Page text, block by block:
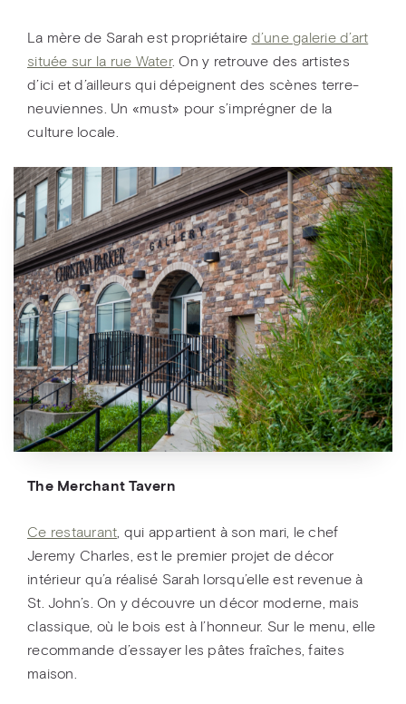
La mère de Sarah est propriétaire d’une galerie d’art
située sur la rue Water. On y retrouve des artistes
d’ici et d’ailleurs qui dépeignent des scènes terre-
neuviennes. Un «must» pour s’imprégner de la
culture locale.
The Merchant Tavern
Ce restaurant , qui appartient à son mari, le chef
Jeremy Charles, est le premier projet de décor
intérieur qu’a réalisé Sarah lorsqu’elle est revenue à
St. John’s. On y découvre un décor moderne, mais
classique, où le bois est à l’honneur. Sur le menu, elle
recommande d’essayer les pâtes fraîches, faites
maison.